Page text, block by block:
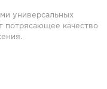
универсальных
потрясающее качество